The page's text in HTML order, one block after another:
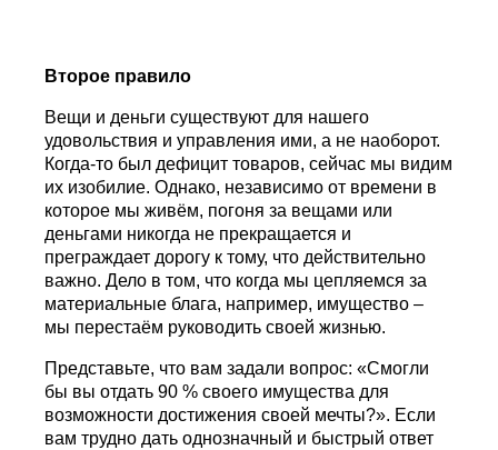
Второе правило
Вещи и деньги существуют для нашего
удовольствия и управления ими, а не наоборот.
Когда-то был дефицит товаров, сейчас мы видим
их изобилие. Однако, независимо от времени в
которое мы живём, погоня за вещами или
деньгами никогда не прекращается и
преграждает дорогу к тому, что действительно
важно. Дело в том, что когда мы цепляемся за
материальные блага, например, имущество –
мы перестаём руководить своей жизнью.
Представьте, что вам задали вопрос: «Смогли
бы вы отдать 90 % своего имущества для
возможности достижения своей мечты?». Если
вам трудно дать однозначный и быстрый ответ